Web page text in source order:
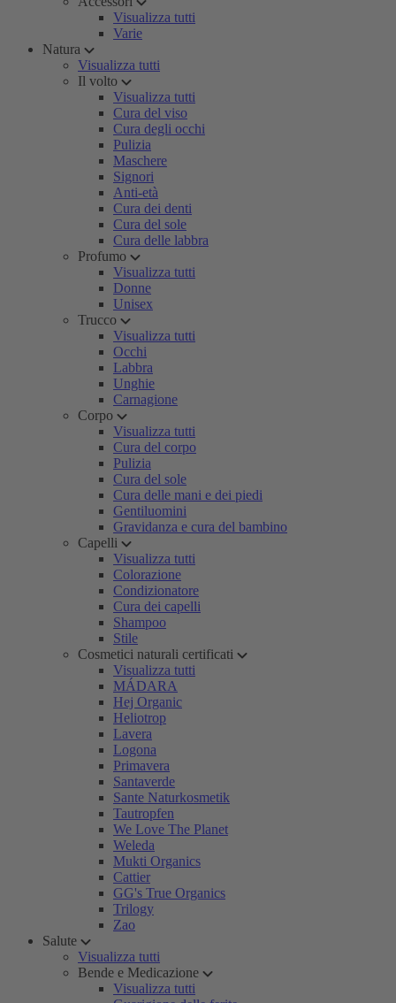
Visualizza tutti
Varie
Natura
Visualizza tutti
Il volto
Visualizza tutti
Cura del viso
Cura degli occhi
Pulizia
Maschere
Signori
Anti-età
Cura dei denti
Cura del sole
Cura delle labbra
Profumo
Visualizza tutti
Donne
Unisex
Trucco
Visualizza tutti
Occhi
Labbra
Unghie
Carnagione
Corpo
Visualizza tutti
Cura del corpo
Pulizia
Cura del sole
Cura delle mani e dei piedi
Gentiluomini
Gravidanza e cura del bambino
Capelli
Visualizza tutti
Colorazione
Condizionatore
Cura dei capelli
Shampoo
Stile
Cosmetici naturali certificati
Visualizza tutti
MÁDARA
Hej Organic
Heliotrop
Lavera
Logona
Primavera
Santaverde
Sante Naturkosmetik
Tautropfen
We Love The Planet
Weleda
Mukti Organics
Cattier
GG's True Organics
Trilogy
Zao
Salute
Visualizza tutti
Bende e Medicazione
Visualizza tutti